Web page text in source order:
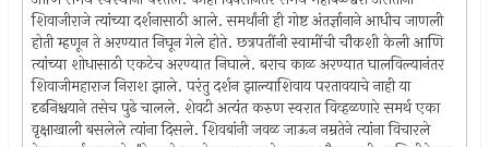
शिवाजीराजे त्यांच्या दर्शनासाठी आले. समर्थांनी ही गोष्ट अंतर्ज्ञानाने आधीच जाणली
होती म्हणून ते अरण्यात निघून गेले होते. छत्रपतींनी स्वामींची चौकशी केली आणि
त्यांच्या शोधासाठी एकटेच अरण्यात निघाले. बराच काळ अरण्यात घालविल्यानंतर
शिवाजीमहाराज निराश झाले. परंतु दर्शन झाल्याशिवाय परतावयाचे नाही या
दृढनिश्चयाने तसेच पुढे चालले. शेवटी अत्यंत करुण स्वरात विव्हळणारे समर्थ एका
वृक्षाखाली बसलेले त्यांना दिसले. शिवबांनी जवळ जाऊन नम्रतेने त्यांना विचारले